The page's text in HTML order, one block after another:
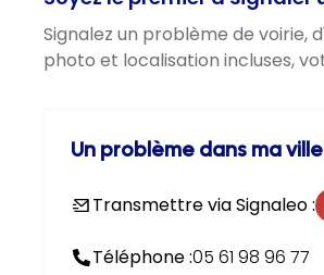
Signalez un problème de voirie,
photo et localisation incluses,
Un problème dans ma ville
Transmettre via Signaleo :
Téléphone :05 61 98 96 77